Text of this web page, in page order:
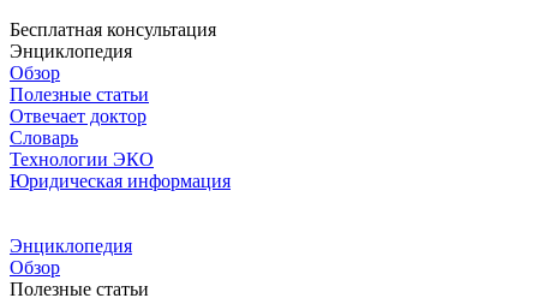
Бесплатная консультация
Энциклопедия
Обзор
Полезные статьи
Отвечает доктор
Словарь
Технологии ЭКО
Юридическая информация
Энциклопедия
Обзор
Полезные статьи